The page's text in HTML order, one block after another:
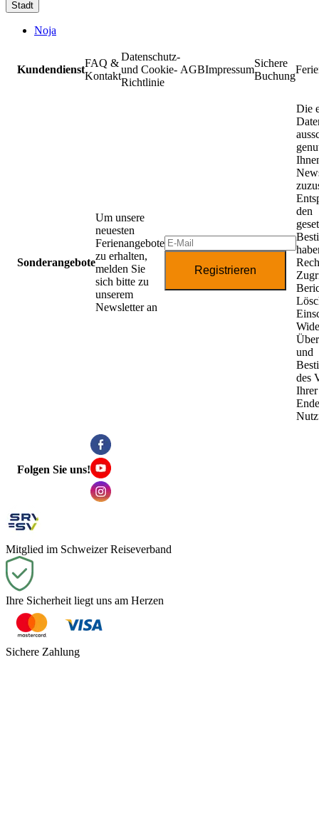
Stadt
Noja
Kundendienst
FAQ &
Kontakt
Datenschutz-
und Cookie-
Richtlinie
AGBImpressum
Sichere
Buchung
Sonderangebote
Um unsere
neuesten
Ferienangebote
zu erhalten,
melden Sie
sich bitte zu
unserem
Newsletter an
Registrieren
Die
den
und
des
Folgen Sie uns!
Mitglied im Schweizer Reiseverband
Ihre Sicherheit liegt uns am Herzen
Sichere Zahlung